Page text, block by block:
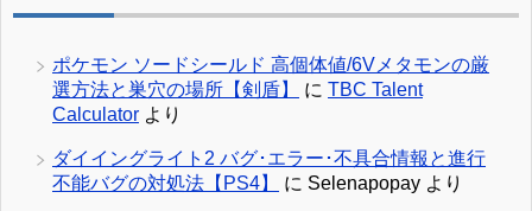
ポケモン ソードシールド 高個体値/6Vメタモンの厳
選方法と巣穴の場所【剣盾】
に TBC Talent
Calculator より
ダイイングライト2 バグ･エラー･不具合情報と進行
不能バグの対処法【PS4】
に Selenapopay より